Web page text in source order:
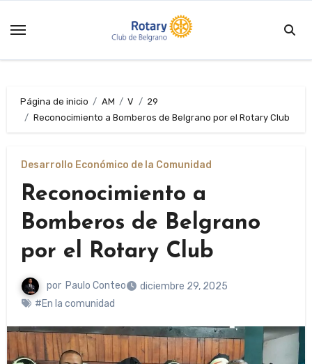
Página de inicio AM V
29
Reconocimiento a Bomberos de Belgrano por el Rotary Club
Desarrollo Económico de la Comunidad
Reconocimiento a
Bomberos de Belgrano
por el Rotary Club
por Paulo Conteo
diciembre 29, 2025
#En la comunidad